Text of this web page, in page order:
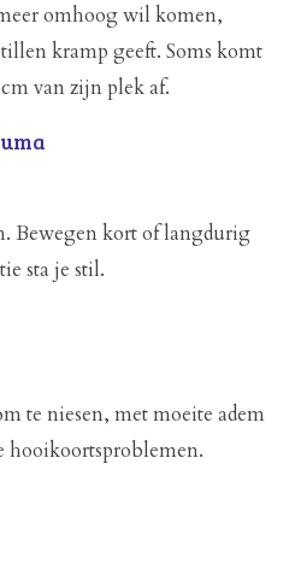
omhoog wil komen,
kramp geeft. Soms komt
van zijn plek af.
Bewegen kort of langdurig
sta je stil.
te niesen, met moeite adem
hooikoortsproblemen.